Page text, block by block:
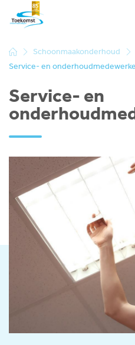
Schoonmaakonderhoud
Service- en
Service- en